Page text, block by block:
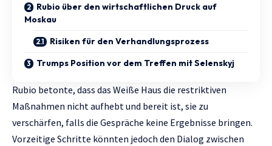
Rubio über den wirtschaftlichen Druck auf
Moskau
Risiken für den Verhandlungsprozess
Trumps Position vor dem Treffen mit Selenskyj
Rubio betonte, dass das Weiße Haus die restriktiven
Maßnahmen nicht aufhebt und bereit ist, sie zu
verschärfen, falls die Gespräche keine Ergebnisse bringen.
Vorzeitige Schritte könnten jedoch den Dialog zwischen